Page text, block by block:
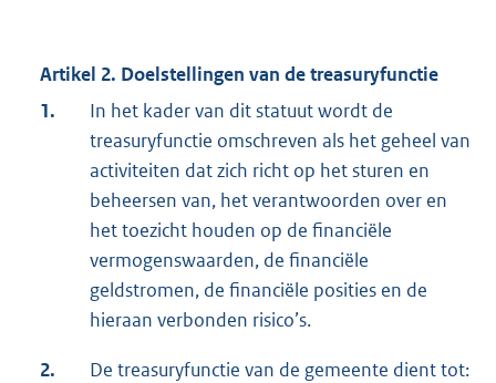
Artikel 2. Doelstellingen van de treasuryfunctie
1.
In het kader van dit statuut wordt de
treasuryfunctie omschreven als het geheel van
activiteiten dat zich richt op het sturen en
beheersen van, het verantwoorden over en
het toezicht houden op de financiële
vermogenswaarden, de financiële
geldstromen, de financiële posities en de
hieraan verbonden risico’s.
2. De treasuryfunctie van de gemeente dient tot: